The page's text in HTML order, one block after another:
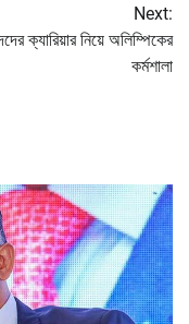
Next:
ক্যারিয়ার নিয়ে অলিম্পিকের
কর্মশালা